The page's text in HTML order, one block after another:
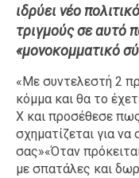
Σχέσεις
AGENDA
Agenda
Εισιτήρια
ιδρύει νέο
τριγμούς σε αυτό
«μονοκομματικό
«Με συντελεστή 2
κόμμα και θα το
X και προσέθεσε
σχηματίζεται για
σας»«Όταν
με σπατάλες και